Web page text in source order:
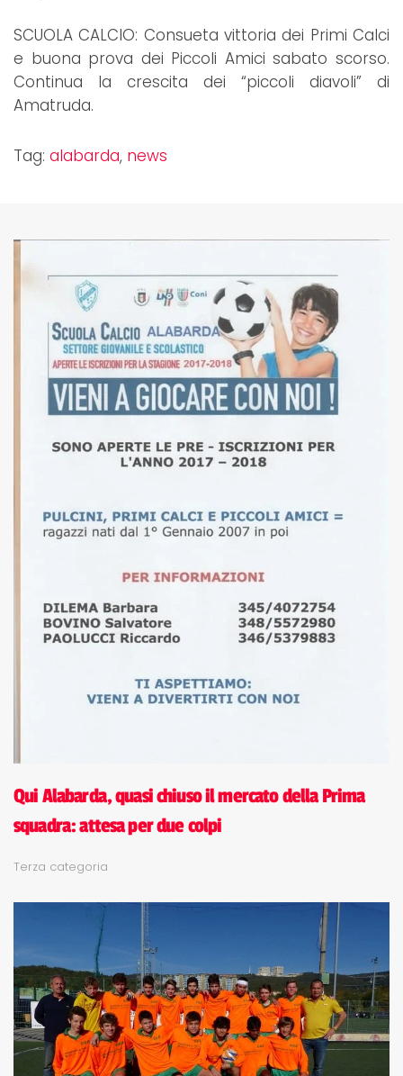
SCUOLA CALCIO: Consueta vittoria dei Primi Calci
e buona prova dei Piccoli Amici sabato scorso.
Continua la crescita dei “piccoli diavoli” di
Amatruda.
Tag: alabarda, news
Qui Alabarda, quasi chiuso il mercato della Prima
squadra: attesa per due colpi
Terza categoria